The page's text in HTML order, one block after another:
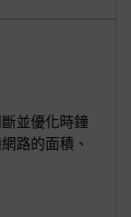
並優化時鐘
路的面積、